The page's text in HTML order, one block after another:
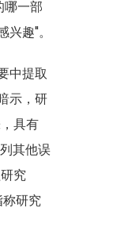
哪一部
趣"。
中提取
示，研
具有
其他误
究
研究